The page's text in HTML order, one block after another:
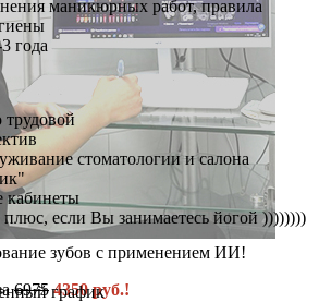
зубов с применением ИИ!
6975 4350 руб.!
маникюрных работ, правила
года
стоматологии и салона
кабинеты
если Вы занимаетесь йогой ))))))))
график